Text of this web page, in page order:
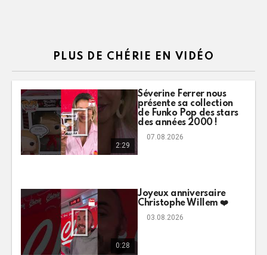
PLUS DE CHÉRIE EN VIDÉO
2:29
Séverine Ferrer nous
présente sa collection
de Funko Pop des stars
des années 2000 !
07.08.2026
0:28
Joyeux anniversaire
Christophe Willem ❤️
03.08.2026